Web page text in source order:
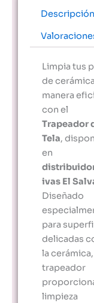
Descripción
Limpia tus
de
manera
con el
Trapeador
Tela,
en
ivas El
Diseñado
para
delicadas
la
trapeador
limpieza